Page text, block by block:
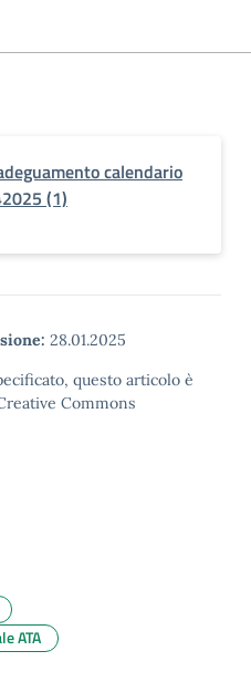
calendario
(1)
28.01.2025
questo articolo è
Commons
ATA